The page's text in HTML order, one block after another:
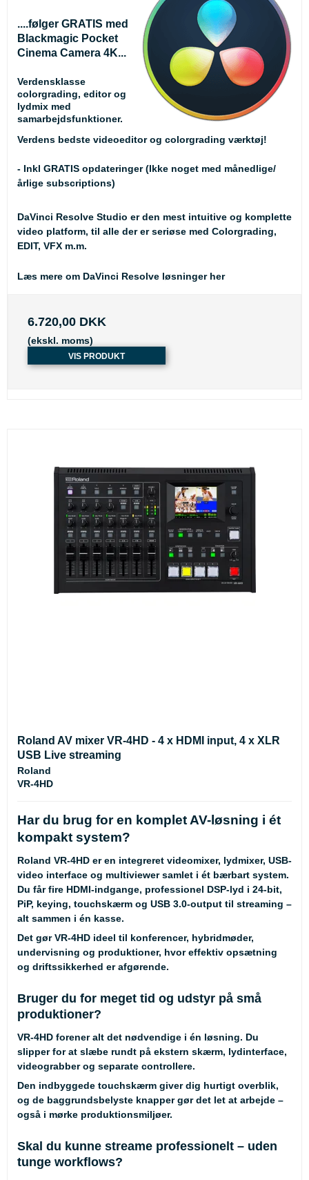
....følger GRATIS med
Blackmagic Pocket
Cinema Camera 4K...
Verdensklasse
colorgrading, editor og
lydmix med
samarbejdsfunktioner.
Verdens bedste videoeditor og colorgrading værktøj!
- Inkl GRATIS opdateringer (Ikke noget med månedlige/
årlige subscriptions)
DaVinci Resolve Studio er den mest intuitive og komplette
video platform, til alle der er seriøse med Colorgrading,
EDIT, VFX m.m.
Læs mere om DaVinci Resolve løsninger her
6.720,00 DKK
(ekskl. moms)
VIS PRODUKT
Roland AV mixer VR-4HD - 4 x HDMI input, 4 x XLR
USB Live streaming
Roland
VR-4HD
Har du brug for en komplet AV-løsning i ét
kompakt system?
Roland VR-4HD er en integreret videomixer, lydmixer, USB-
video interface og multiviewer samlet i ét bærbart system.
Du får fire HDMI-indgange, professionel DSP-lyd i 24-bit,
PiP, keying, touchskærm og USB 3.0-output til streaming –
alt sammen i én kasse.
Det gør VR-4HD ideel til konferencer, hybridmøder,
undervisning og produktioner, hvor effektiv opsætning
og driftssikkerhed er afgørende.
Bruger du for meget tid og udstyr på små
produktioner?
VR-4HD forener alt det nødvendige i én løsning. Du
slipper for at slæbe rundt på ekstern skærm, lydinterface,
videograbber og separate controllere.
Den indbyggede touchskærm giver dig hurtigt overblik,
og de baggrundsbelyste knapper gør det let at arbejde –
også i mørke produktionsmiljøer.
Skal du kunne streame professionelt – uden
tunge workflows?